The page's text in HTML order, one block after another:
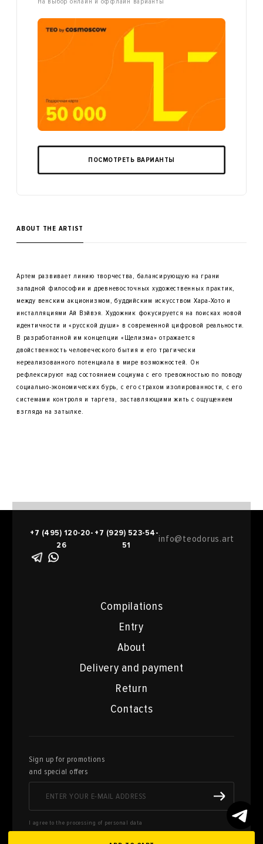
ПОСМОТРЕТЬ ВАРИАНТЫ
ABOUT THE ARTIST
Артем развивает линию творчества, балансирующую на грани
западной философии и древневосточных художественных практик,
между венским акционизмом, буддийским искусством Хара-Хото и
инсталляциями Ай Вэйвэя. Художник фокусируется на поисках новой
идентичности и «русской души» в современной цифровой реальности.
В разработанной им концепции «Щелизма» отражается
двойственность человеческого бытия и его трагически
нереализованного потенциала в мире возможностей. Он
рефлексируют над состоянием социума с его тревожностью по поводу
социально-экономических бурь, с его страхом изолированности, с его
системами контроля и таргета, заставляющими жить с ощущением
взгляда на затылке.
Compilations
Entry
About
Delivery and payment
Return
Contacts
+7 (495) 120-20-
26
+7 (929) 523-54-
51
info@teodorus.art
Sign up for promotions
and special offers
I agree to the processing of personal data